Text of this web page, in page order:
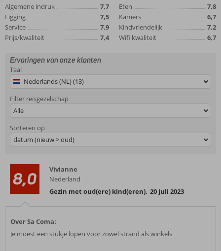
Algemene indruk
7,7
Ligging
7,5
Service
7,9
Prijs/kwaliteit
7,4
Eten
7,8
Kamers
6,7
Kindvriendelijk
7,2
Wifi kwaliteit
6,7
Ervaringen van onze klanten
Taal
Nederlands (NL) (13)
Filter reisgezelschap
Alle
Sorteren op
datum (nieuw > oud)
8,0
Vivianne
Nederland
Gezin met oud(ere) kind(eren), 20 juli 2023
Over Sa Coma:
Je moest een stukje lopen voor zowel strand als winkels